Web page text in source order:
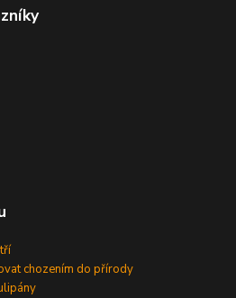
chozením do přírody